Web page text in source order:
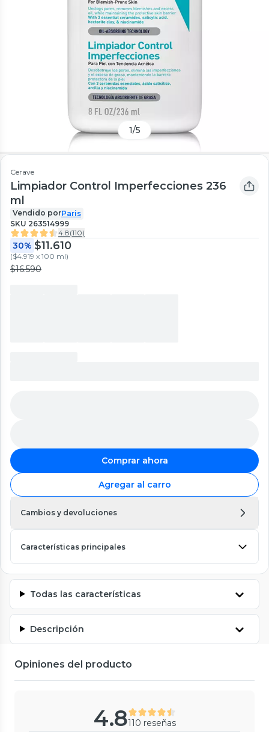
1/5
Cerave
Limpiador Control Imperfecciones 236
ml
Vendido porParis
SKU 263514999
4.8(110)
30% $11.610
($4.919 x 100 ml)
$16.590
Comprar ahora
Agregar al carro
Cambios y devoluciones
Características principales
Todas las características
Descripción
Opiniones del producto
4.8110 reseñas